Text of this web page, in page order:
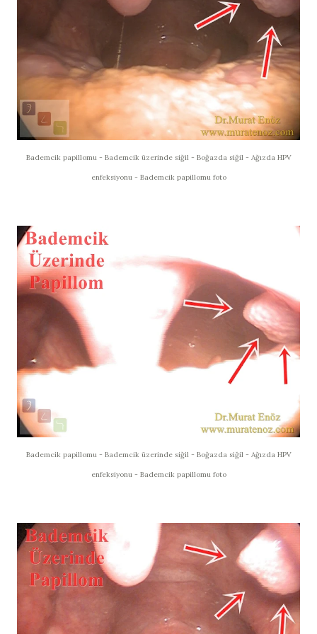
Bademcik papillomu - Bademcik üzerinde siğil - Boğazda siğil - Ağızda HPV
enfeksiyonu - Bademcik papillomu foto
Bademcik papillomu - Bademcik üzerinde siğil - Boğazda siğil - Ağızda HPV
enfeksiyonu - Bademcik papillomu foto